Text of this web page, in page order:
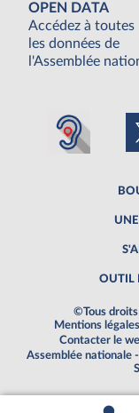
OPEN DATA
Accédez à toutes
les données de
l'Assemblée
UNE
OUTIL
©Tous
Mentions légales
Contacter le
Assemblée nationale